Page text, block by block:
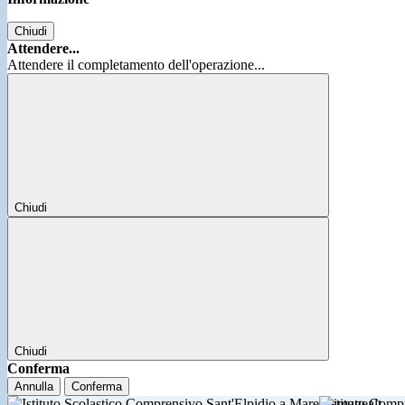
Chiudi
Attendere...
Attendere il completamento dell'operazione...
Chiudi
Chiudi
Conferma
Annulla Conferma